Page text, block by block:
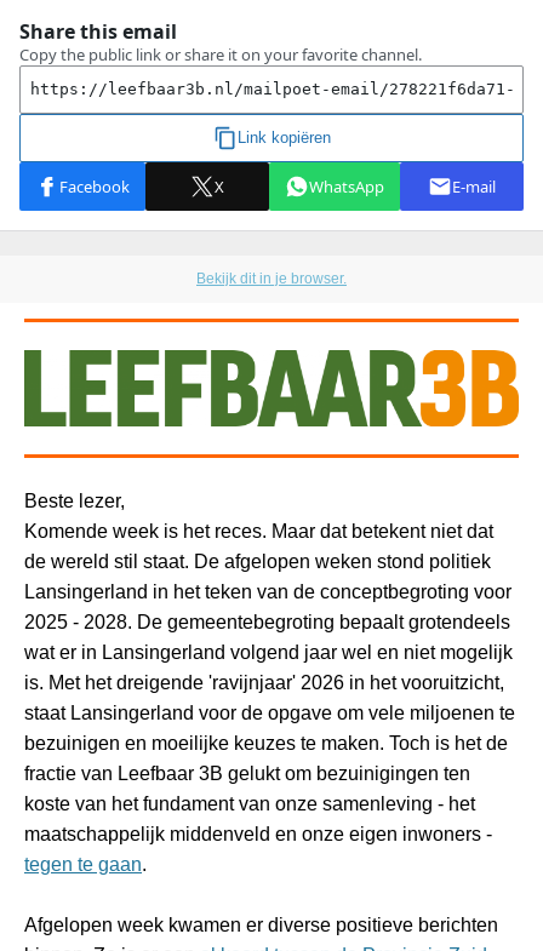
Bekijk dit in je browser.
Beste lezer,
Komende week is het reces. Maar dat betekent niet dat
de wereld stil staat. De afgelopen weken stond politiek
Lansingerland in het teken van de conceptbegroting voor
2025 - 2028. De gemeentebegroting bepaalt grotendeels
wat er in Lansingerland volgend jaar wel en niet mogelijk
is. Met het dreigende 'ravijnjaar' 2026 in het vooruitzicht,
staat Lansingerland voor de opgave om vele miljoenen te
bezuinigen en moeilijke keuzes te maken. Toch is het de
fractie van Leefbaar 3B gelukt om bezuinigingen ten
koste van het fundament van onze samenleving - het
maatschappelijk middenveld en onze eigen inwoners -
tegen te gaan.
Afgelopen week kwamen er diverse positieve berichten